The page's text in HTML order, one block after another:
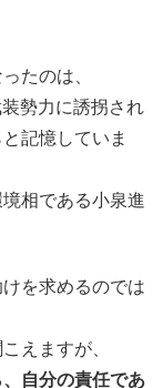
たのは、
勢力に誘拐され
記憶していま
相である小泉進
を求めるのでは
えますが、
、自分の責任であ